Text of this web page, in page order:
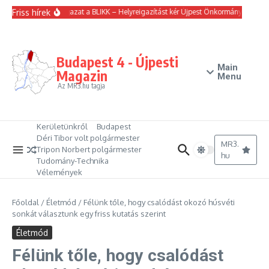
Ugrás a tartalomhoz
Friss hírekNem írt igazat a BLIKK – Helyreigazítást kér Újpest Önkormányzata
Budapest 4 - Újpesti
Magazin
Az MR3.hu tagja
Main
Menu
Kerületünkről
Budapest
Déri Tibor volt polgármester
Tripon Norbert polgármester
Tudomány-Technika
Vélemények
MR3.
hu
Főoldal / Életmód / Félünk tőle, hogy csalódást okozó húsvéti
sonkát választunk egy friss kutatás szerint
Életmód
Félünk tőle, hogy csalódást